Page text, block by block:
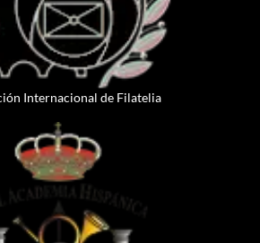
Internacional de Filatelia